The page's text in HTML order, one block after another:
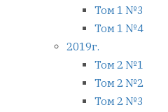
Том 1 №3
Том 1 №4
2019г.
Том 2 №1
Том 2 №2
Том 2 №3